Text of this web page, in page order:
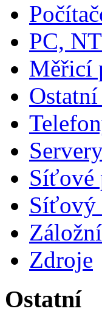
PC,
Měřicí
Síťové
Síťový
Zdroje
Ostatní